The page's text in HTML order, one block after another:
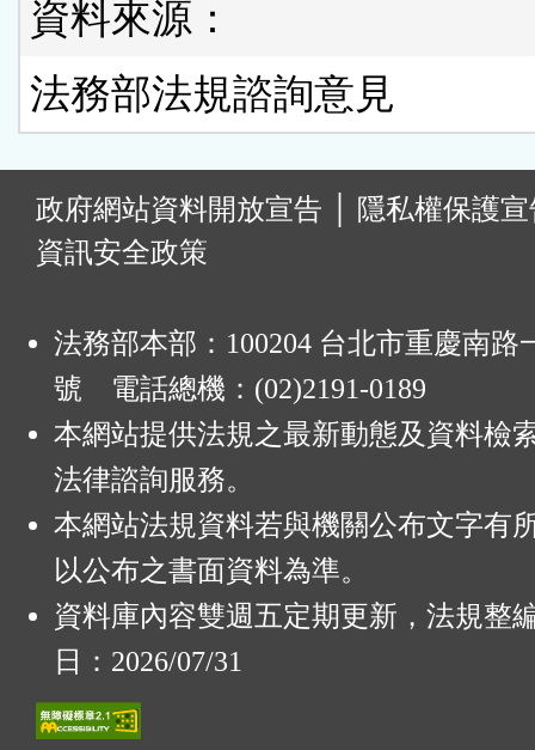
資料來源：
法務部法規諮詢意見
政府網站資料開放宣告
隱私權保護
資訊安全政策
法務部本部：100204 台北市重慶南路
號 電話總機：(02)2191-0189
本網站提供法規之最新動態及資料檢
法律諮詢服務。
本網站法規資料若與機關公布文字有
以公布之書面資料為準。
資料庫內容雙週五定期更新，法規整
日：2026/07/31